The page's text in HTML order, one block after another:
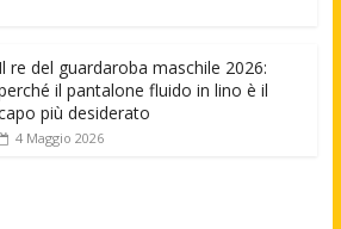
Il re del guardaroba maschile 2026:
il pantalone fluido in lino è il
più desiderato
4 Maggio 2026